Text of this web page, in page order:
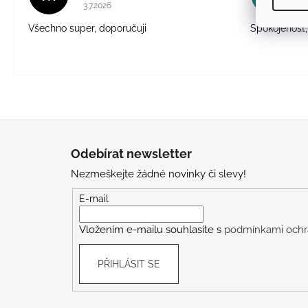
Hodnocení obchodu je 5 z 5 hvězdiček.
3.7.2026
Všechno super, doporučuji
Odebírat newsletter
Nezmeškejte žádné novinky či slevy!
E-mail
Vložením e-mailu souhlasíte s podmínkami
PŘIHLÁSIT SE